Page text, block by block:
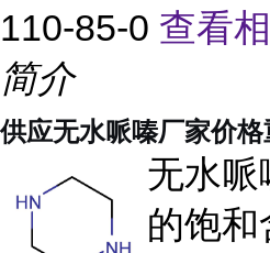
110-85-0 查看
简介
供应无水哌嗪厂家价
无水哌
的饱